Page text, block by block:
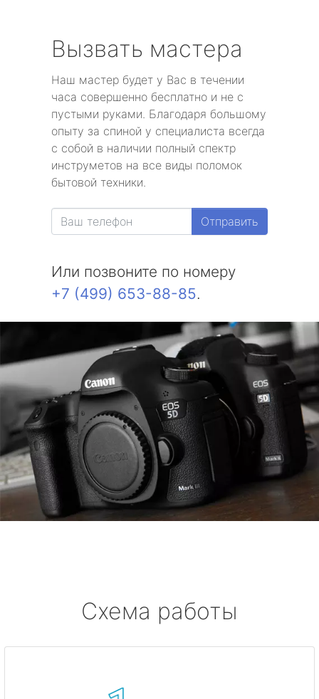
Вызвать мастера
Наш мастер будет у Вас в течении
часа совершенно бесплатно и не с
пустыми руками. Благодаря большому
опыту за спиной у специалиста всегда
с собой в наличии полный спектр
инструметов на все виды поломок
бытовой техники.
Отправить
Или позвоните по номеру
+7 (499) 653-88-85.
Схема работы